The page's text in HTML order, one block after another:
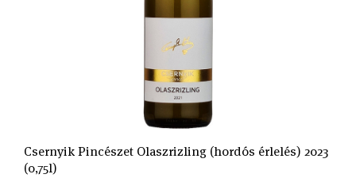
Csernyik Pincészet Olaszrizling (hordós érlelés) 2023
(0,75l)